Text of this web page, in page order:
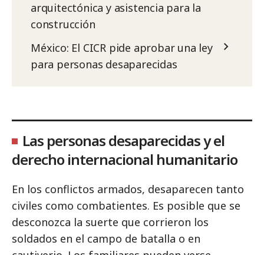
arquitectónica y asistencia para la
construcción
México: El CICR pide aprobar una ley
para personas desaparecidas
Las personas desaparecidas y el
derecho internacional humanitario
En los conflictos armados, desaparecen tanto
civiles como combatientes. Es posible que se
desconozca la suerte que corrieron los
soldados en el campo de batalla o en